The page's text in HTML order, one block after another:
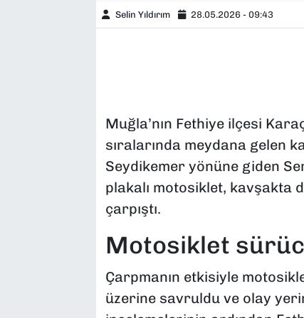
Selin Yıldırım 28.05.2026 - 09:43
Muğla’nın Fethiye ilçesi
sıralarında meydana gelen
Seydikemer yönüne giden
plakalı motosiklet, kavşakta
çarpıştı.
Motosiklet
Çarpmanın etkisiyle
üzerine savruldu ve olay